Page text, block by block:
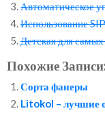
Автоматическое
Использование
Детская для
Похожие
Сорта фанеры
Litokol – лучшие